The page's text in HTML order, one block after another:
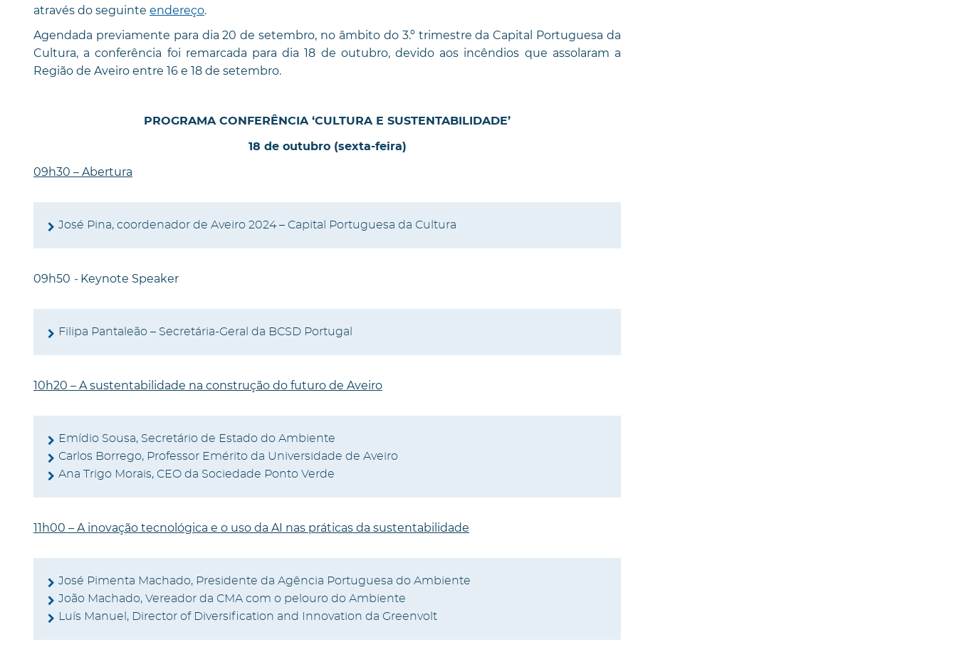
através do seguinte endereço.
Agendada previamente para dia 20 de setembro, no âmbito do 3.º trimestre da Capital Portuguesa da
Cultura, a conferência foi remarcada para dia 18 de outubro, devido aos incêndios que assolaram a
Região de Aveiro entre 16 e 18 de setembro.
PROGRAMA CONFERÊNCIA ‘CULTURA E SUSTENTABILIDADE’
18 de outubro (sexta-feira)
09h30 – Abertura
José Pina, coordenador de Aveiro 2024 – Capital Portuguesa da Cultura
09h50 - Keynote Speaker
Filipa Pantaleão – Secretária-Geral da BCSD Portugal
10h20 – A sustentabilidade na construção do futuro de Aveiro
Emídio Sousa, Secretário de Estado do Ambiente
Carlos Borrego, Professor Emérito da Universidade de Aveiro
Ana Trigo Morais, CEO da Sociedade Ponto Verde
11h00 – A inovação tecnológica e o uso da AI nas práticas da sustentabilidade
José Pimenta Machado, Presidente da Agência Portuguesa do Ambiente
João Machado, Vereador da CMA com o pelouro do Ambiente
Luís Manuel, Director of Diversification and Innovation da Greenvolt